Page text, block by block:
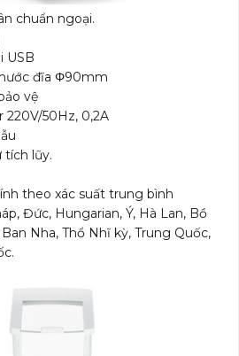
chuẩn ngoại.
USB
đĩa Φ90mm
vệ
220V/50Hz, 0,2A
tích lũy.
theo xác suất trung bình
Đức, Hungarian, Ý, Hà Lan, Bồ
Nha, Thổ Nhĩ kỳ, Trung Quốc,